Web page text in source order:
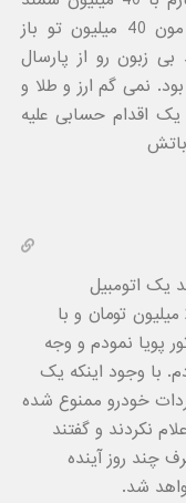
گرفت من با 345 میلیون ماشین هردو مون 40 میلیون تو باز
پول نقد بی زبون رو از پارسال
نمی گم ارز و طلا و
اقدام حسابی علیه
یک اتومبیل
میتسوبیشی لنسر با مبلغ قطعی حدود 230 میلیون تومان و با
موتور پویا نمودم و وجه
با وجود اینکه یک
خودرو ممنوع شده
نکردند و گفتند
چند روز آینده
شد.